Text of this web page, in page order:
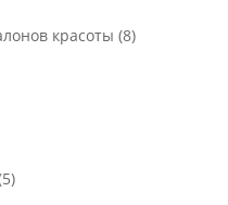
красоты (8)